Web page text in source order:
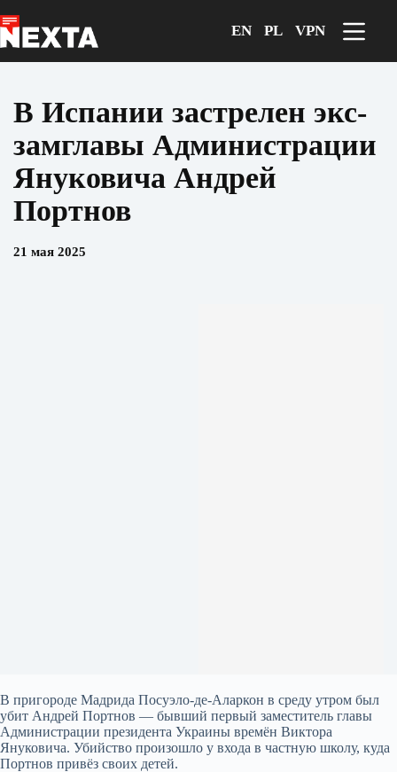
к
сути
EN PL VPN
В Испании застрелен экс-
замглавы Администрации
Януковича Андрей
Портнов
21 мая 2025
В пригороде Мадрида Посуэло-де-Аларкон в среду утром был
убит Андрей Портнов — бывший первый заместитель главы
Администрации президента Украины времён Виктора
Януковича. Убийство произошло у входа в частную школу, куда
Портнов привёз своих детей.